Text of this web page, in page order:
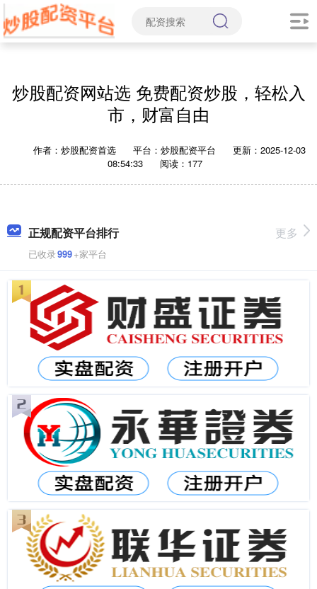
炒股配资网站选 免费配资炒股，轻松入
市，财富自由
作者：炒股配资首选 平台：炒股配资平台
更新：2025-12-03
08:54:33
阅读：177
正规配资平台排行
已收录999+家平台
更多